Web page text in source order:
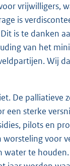
vrijwilligers,
is
is te danken
van het
Wij
De palliatieve
een sterke
pilots en
worsteling voor
water te